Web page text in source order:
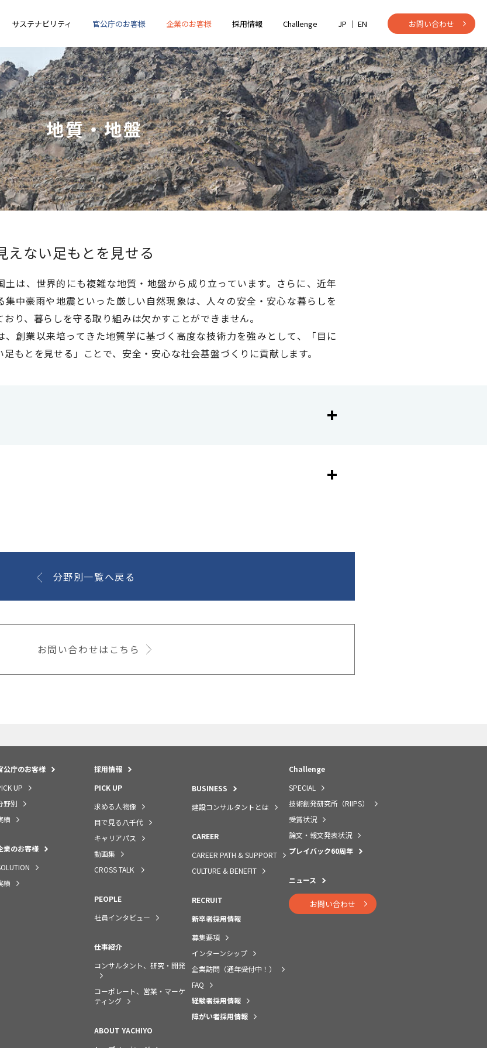
サステナビリティ 官公庁のお客様 企業のお客様 採用情報 Challenge JP ｜ EN お問い合わせ
地質・地盤
えない足もとを見せる
土は、世界的にも複雑な地質・地盤から成り立っています。さらに、近年
集中豪雨や地震といった厳しい自然現象は、人々の安全・安心な暮らしを
おり、暮らしを守る取り組みは欠かすことができません。
、創業以来培ってきた地質学に基づく高度な技術力を強みとして、「目に
足もとを見せる」ことで、安全・安心な社会基盤づくりに貢献します。
分野別一覧へ戻る
お問い合わせはこちら
公庁のお客様
UP
野別
績
業のお客様
績
採用情報
PICK UP
求める人物像
目で見る八千代
キャリアパス
動画集
CROSS TALK
PEOPLE
社員インタビュー
仕事紹介
コンサルタント、研究・開発
コーポレート、営業・マーケ
ティング
ABOUT YACHIYO
BUSINESS
建設コンサルタントとは
CAREER
CAREER PATH & SUPPORT
CULTURE & BENEFIT
RECRUIT
新卒者採用情報
募集要項
インターンシップ
企業訪問（通年受付中！）
FAQ
経験者採用情報
障がい者採用情報
Challenge
SPECIAL
技術創発研究所（RIIPS）
受賞状況
論文・報文発表状況
プレイバック60周年
ニュース
お問い合わせ